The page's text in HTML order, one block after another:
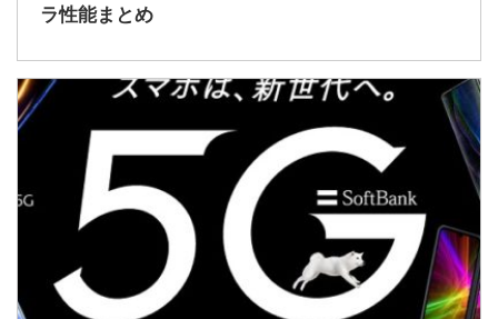
ラ性能まとめ